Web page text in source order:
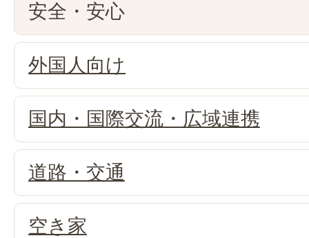
安全・安心
外国人向け
国内・国際交流・広域連携
道路・交通
空き家